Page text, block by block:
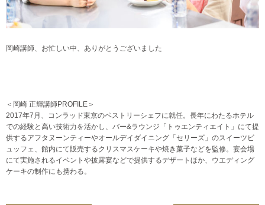
岡崎講師 、お忙しい中、ありがとうございました
＜岡崎 正輝講師PROFILE＞
2017年7月、コンラッド東京のペストリーシェフに就任。長年にわたるホテル
での経験と高い技術力を活かし、バー&ラウンジ「トゥエンティエイト」にて提
供するアフタヌーンティーやオールデイダイニング「セリーズ」のスイーツビ
ュッフェ、館内にて販売するクリスマスケーキや焼き菓子などを監修。宴会場
にて実施されるイベントや披露宴などで提供するデザートほか、ウエディング
ケーキの制作にも携わる。